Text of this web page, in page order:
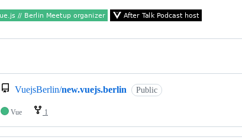
VuejsBerlin/new.vuejs.berlin Public
Vue 1